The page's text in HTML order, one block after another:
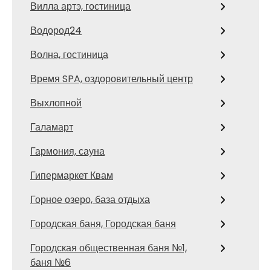
Вилла артэ, гостиница
Водород24
Волна, гостиница
Время SPA, оздоровительный центр
Выхлопной
Галамарт
Гармония, сауна
Гипермаркет Квам
Горное озеро, база отдыха
Городская баня, Городская баня
Городская общественная баня №1,
баня №6